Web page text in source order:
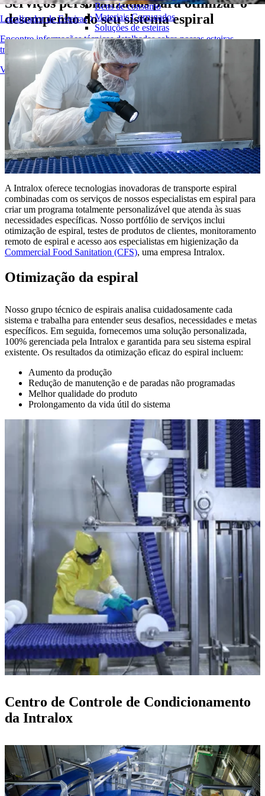
Localizador de Esteiras
Encontre informações técnicas detalhadas sobre nossas esteiras
transportadoras, componentes, acessórios e muito mais
Visão geral dos produtos
Bens de consumo
Materiais Corrugados
Soluções de esteiras
Logística e Manuseio de Materiais
E-commerce e distribuição
Correio e encomendas
Pneus e Automotivos
Pneus
Automotivo
Baterias de VE
Industrial
Visão geral das indústrias
desempenho do seu sistema espiral
A Intralox oferece tecnologias inovadoras de transporte espiral
combinadas com os serviços de nossos especialistas em espiral para
criar um programa totalmente personalizável que atenda às suas
necessidades específicas. Nosso portfólio de serviços inclui
otimização de espiral, testes de produtos de clientes, monitoramento
remoto de espiral e acesso aos especialistas em higienização da
Commercial Food Sanitation (CFS), uma empresa Intralox.
Otimização da espiral
Nosso grupo técnico de espirais analisa cuidadosamente cada
sistema e trabalha para entender seus desafios, necessidades e metas
específicos. Em seguida, fornecemos uma solução personalizada,
100% gerenciada pela Intralox e garantida para seu sistema espiral
existente. Os resultados da otimização eficaz do espiral incluem:
Aumento da produção
Redução de manutenção e de paradas não programadas
Melhor qualidade do produto
Prolongamento da vida útil do sistema
Centro de Controle de Condicionamento
da Intralox